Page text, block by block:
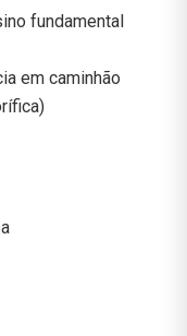
fundamental
em caminhão